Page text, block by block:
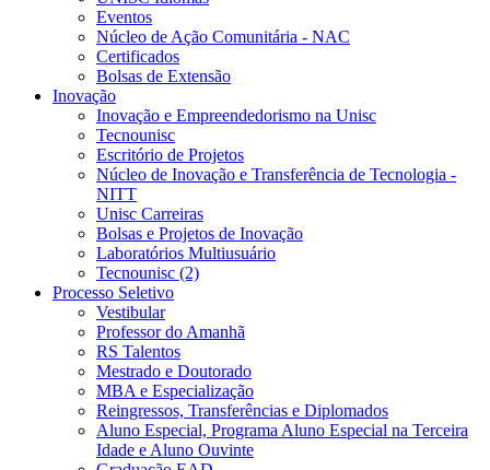
Eventos
Núcleo de Ação Comunitária - NAC
Certificados
Bolsas de Extensão
Inovação
Inovação e Empreendedorismo na Unisc
Tecnounisc
Escritório de Projetos
Núcleo de Inovação e Transferência de Tecnologia -
NITT
Unisc Carreiras
Bolsas e Projetos de Inovação
Laboratórios Multiusuário
Tecnounisc (2)
Processo Seletivo
Vestibular
Professor do Amanhã
RS Talentos
Mestrado e Doutorado
MBA e Especialização
Reingressos, Transferências e Diplomados
Aluno Especial, Programa Aluno Especial na Terceira
Idade e Aluno Ouvinte